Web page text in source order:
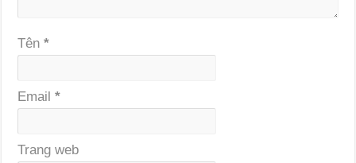
Tên*
Email*
Trang web